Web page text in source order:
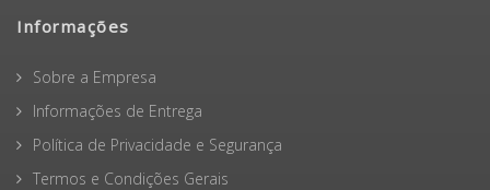
Informações
Sobre a Empresa
Informações de Entrega
Política de Privacidade e Segurança
Termos e Condições Gerais